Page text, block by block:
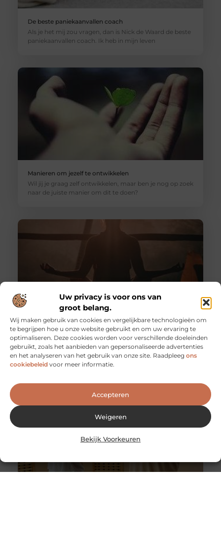
Uw privacy is voor ons van
groot belang.
Wij maken gebruik van cookies en vergelijkbare technologieën om
te begrijpen hoe u onze website gebruikt en om uw ervaring te
optimaliseren. Deze cookies worden voor verschillende doeleinden
gebruikt, zoals het aanbieden van gepersonaliseerde advertenties
en het analyseren van het gebruik van onze site. Raadpleeg ons
cookiebeleid voor meer informatie.
Accepteren
Weigeren
Bekijk Voorkeuren
De beste paniekaanvallen coach
Als je het mij zou vragen, dan is Nick de Waard de beste
paniekaanvallen coach. Ik heb in mijn leven
Manieren om jezelf te ontwikkelen
Wil jij je graag zelf ontwikkelen, maar ben je nog op zoek
naar de juiste manier om dit te doen?
Een retraite alleen maar religieus? Zeker niet!
Vroeger was de insteek van een retraite meestal
religieus of spiritueel. Anno nu worden retraites
georganiseerd voor de mensen die